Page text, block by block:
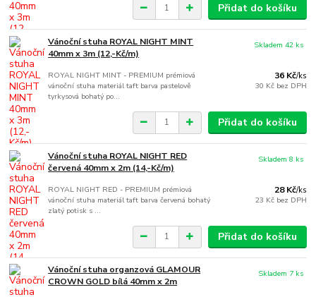
Přidat do košíku
Vánoční stuha ROYAL NIGHT MINT
40mm x 3m (12,-Kč/m)
ROYAL NIGHT MINT - PREMIUM prémiová
vánoční stuha materiál taft barva pastelově
tyrkysová bohatý po...
36 Kč/ks
30 Kč bez DPH
Skladem 42 ks
Přidat do košíku
Vánoční stuha ROYAL NIGHT RED
červená 40mm x 2m (14,-Kč/m)
ROYAL NIGHT RED - PREMIUM prémiová
vánoční stuha materiál taft barva červená bohatý
zlatý potisk s ...
28 Kč/ks
23 Kč bez DPH
Skladem 8 ks
Přidat do košíku
Vánoční stuha organzová GLAMOUR
CROWN GOLD bílá 40mm x 2m
Skladem 7 ks